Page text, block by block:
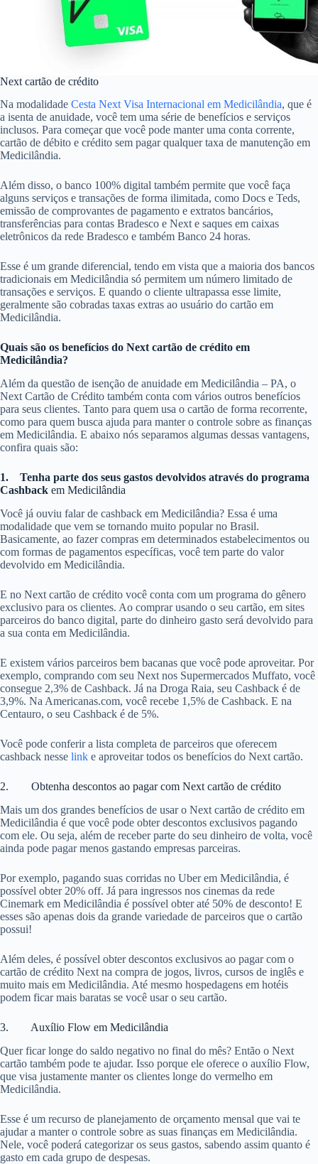
Next cartão de crédito
Na modalidade Cesta Next Visa Internacional em Medicilândia, que é
a isenta de anuidade, você tem uma série de benefícios e serviços
inclusos. Para começar que você pode manter uma conta corrente,
cartão de débito e crédito sem pagar qualquer taxa de manutenção em
Medicilândia.
Além disso, o banco 100% digital também permite que você faça
alguns serviços e transações de forma ilimitada, como Docs e Teds,
emissão de comprovantes de pagamento e extratos bancários,
transferências para contas Bradesco e Next e saques em caixas
eletrônicos da rede Bradesco e também Banco 24 horas.
Esse é um grande diferencial, tendo em vista que a maioria dos bancos
tradicionais em Medicilândia só permitem um número limitado de
transações e serviços. E quando o cliente ultrapassa esse limite,
geralmente são cobradas taxas extras ao usuário do cartão em
Medicilândia.
Quais são os benefícios do Next cartão de crédito em
Medicilândia?
Além da questão de isenção de anuidade em Medicilândia – PA, o
Next Cartão de Crédito também conta com vários outros benefícios
para seus clientes. Tanto para quem usa o cartão de forma recorrente,
como para quem busca ajuda para manter o controle sobre as finanças
em Medicilândia. E abaixo nós separamos algumas dessas vantagens,
confira quais são:
1.
Tenha parte dos seus gastos devolvidos através do programa
Cashback em Medicilândia
Você já ouviu falar de cashback em Medicilândia? Essa é uma
modalidade que vem se tornando muito popular no Brasil.
Basicamente, ao fazer compras em determinados estabelecimentos ou
com formas de pagamentos específicas, você tem parte do valor
devolvido em Medicilândia.
E no Next cartão de crédito você conta com um programa do gênero
exclusivo para os clientes. Ao comprar usando o seu cartão, em sites
parceiros do banco digital, parte do dinheiro gasto será devolvido para
a sua conta em Medicilândia.
E existem vários parceiros bem bacanas que você pode aproveitar. Por
exemplo, comprando com seu Next nos Supermercados Muffato, você
consegue 2,3% de Cashback. Já na Droga Raia, seu Cashback é de
3,9%. Na Americanas.com, você recebe 1,5% de Cashback. E na
Centauro, o seu Cashback é de 5%.
Você pode conferir a lista completa de parceiros que oferecem
cashback nesse link e aproveitar todos os benefícios do Next cartão.
2. Obtenha descontos ao pagar com Next cartão de crédito
Mais um dos grandes benefícios de usar o Next cartão de crédito em
Medicilândia é que você pode obter descontos exclusivos pagando
com ele. Ou seja, além de receber parte do seu dinheiro de volta, você
ainda pode pagar menos gastando empresas parceiras.
Por exemplo, pagando suas corridas no Uber em Medicilândia, é
possível obter 20% off. Já para ingressos nos cinemas da rede
Cinemark em Medicilândia é possível obter até 50% de desconto! E
esses são apenas dois da grande variedade de parceiros que o cartão
possui!
Além deles, é possível obter descontos exclusivos ao pagar com o
cartão de crédito Next na compra de jogos, livros, cursos de inglês e
muito mais em Medicilândia. Até mesmo hospedagens em hotéis
podem ficar mais baratas se você usar o seu cartão.
3. Auxílio Flow em Medicilândia
Quer ficar longe do saldo negativo no final do mês? Então o Next
cartão também pode te ajudar. Isso porque ele oferece o auxílio Flow,
que visa justamente manter os clientes longe do vermelho em
Medicilândia.
Esse é um recurso de planejamento de orçamento mensal que vai te
ajudar a manter o controle sobre as suas finanças em Medicilândia.
Nele, você poderá categorizar os seus gastos, sabendo assim quanto é
gasto em cada grupo de despesas.